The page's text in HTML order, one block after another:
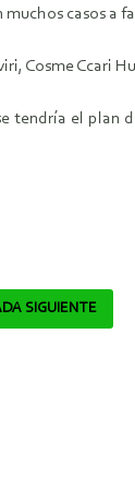
casos a
Cosme Ccari
tendría el plan
SIGUIENTE